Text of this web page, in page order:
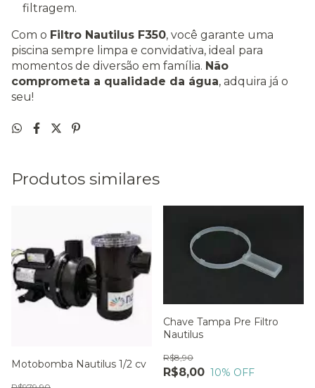
filtragem.
Com o Filtro Nautilus F350, você garante uma
piscina sempre limpa e convidativa, ideal para
momentos de diversão em família. Não
comprometa a qualidade da água, adquira já o
seu!
Produtos similares
Motobomba Nautilus 1/2 cv
Chave Tampa Pre Filtro
Nautilus
R$8,00
R$8,90
10% OFF